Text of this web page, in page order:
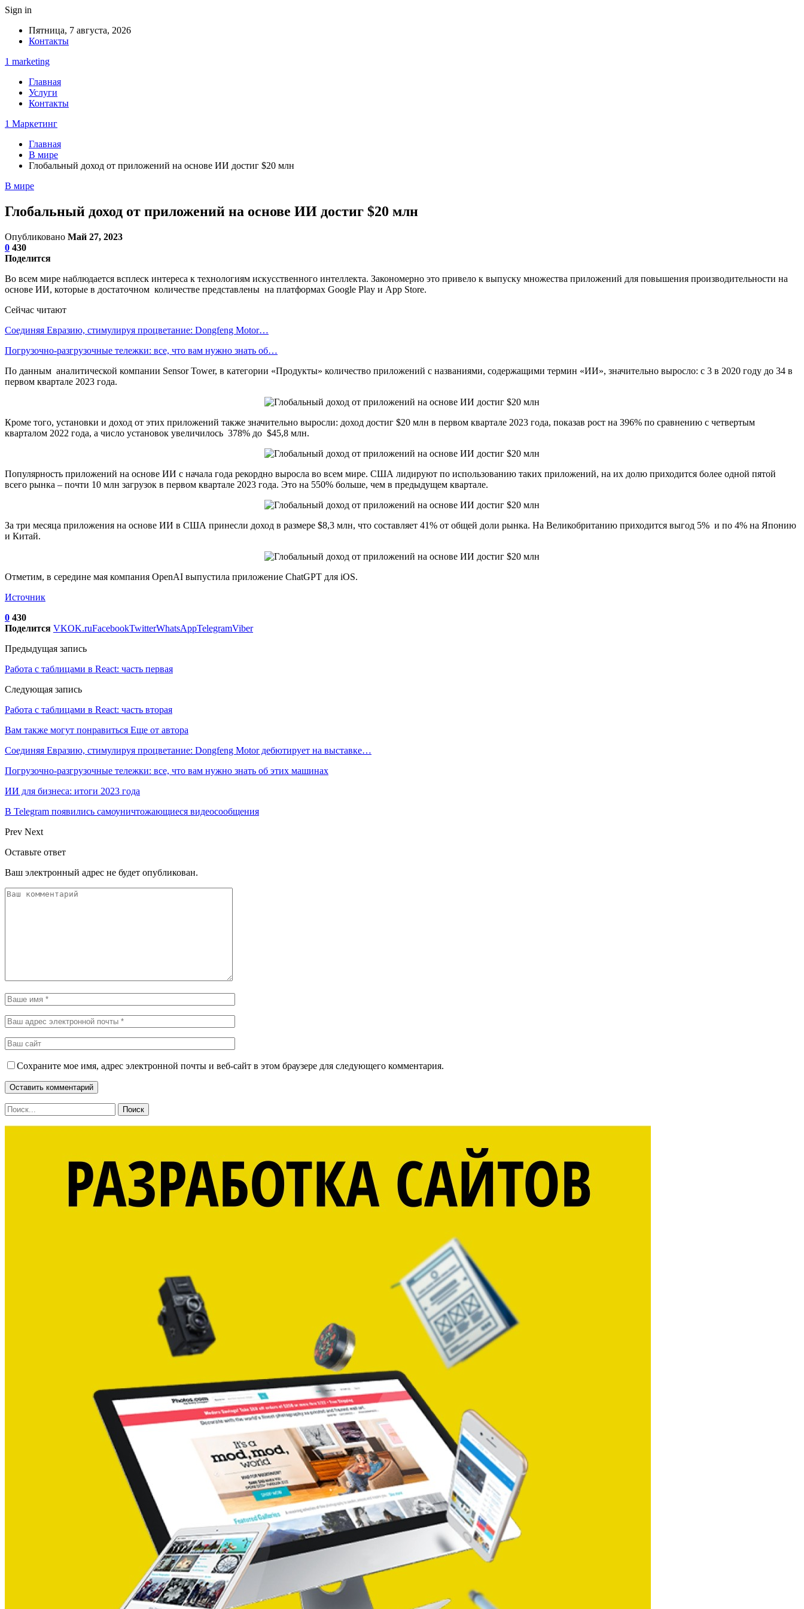
Sign in
Пятница, 7 августа, 2026
Контакты
1 marketing
Главная
Услуги
Контакты
1 Маркетинг
Главная
В мире
Глобальный доход от приложений на основе ИИ достиг $20 млн
В мире
Глобальный доход от приложений на основе ИИ достиг $20 млн
Опубликовано Май 27, 2023
0 430
Поделится
Во всем мире наблюдается всплеск интереса к технологиям искусственного интеллекта. Закономерно это привело к выпуску множества приложений для повышения производительности на
основе ИИ, которые в достаточном количестве представлены на платформах Google Play и App Store.
Сейчас читают
Соединяя Евразию, стимулируя процветание: Dongfeng Motor…
Погрузочно-разгрузочные тележки: все, что вам нужно знать об…
По данным аналитической компании Sensor Tower, в категории «Продукты» количество приложений с названиями, содержащими термин «ИИ», значительно выросло: с 3 в 2020 году до 34 в
первом квартале 2023 года.
Кроме того, установки и доход от этих приложений также значительно выросли: доход достиг $20 млн в первом квартале 2023 года, показав рост на 396% по сравнению с четвертым
кварталом 2022 года, а число установок увеличилось 378% до $45,8 млн.
Популярность приложений на основе ИИ с начала года рекордно выросла во всем мире. США лидируют по использованию таких приложений, на их долю приходится более одной пятой
всего рынка – почти 10 млн загрузок в первом квартале 2023 года. Это на 550% больше, чем в предыдущем квартале.
За три месяца приложения на основе ИИ в США принесли доход в размере $8,3 млн, что составляет 41% от общей доли рынка. На Великобританию приходится выгод 5% и по 4% на Японию
и Китай.
Отметим, в середине мая компания OpenAI выпустила приложение ChatGPT для iOS.
Источник
0 430
Поделится VKOK.ruFacebookTwitterWhatsAppTelegramViber
Предыдущая запись
Работа с таблицами в React: часть первая
Следующая запись
Работа с таблицами в React: часть вторая
Вам также могут понравиться Еще от автора
Соединяя Евразию, стимулируя процветание: Dongfeng Motor дебютирует на выставке…
Погрузочно-разгрузочные тележки: все, что вам нужно знать об этих машинах
ИИ для бизнеса: итоги 2023 года
В Telegram появились самоуничтожающиеся видеосообщения
Prev Next
Оставьте ответ
Ваш электронный адрес не будет опубликован.
Сохраните мое имя, адрес электронной почты и веб-сайт в этом браузере для следующего комментария.